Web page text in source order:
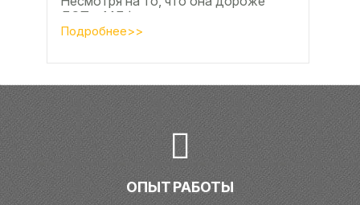
ДСП и МДФ , ее очень часто
используют для изготовления...
Подробнее>>
ОПЫТ РАБОТЫ